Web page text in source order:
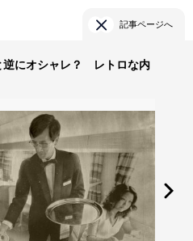
記事ページへ
逆にオシャレ？ レトロな内